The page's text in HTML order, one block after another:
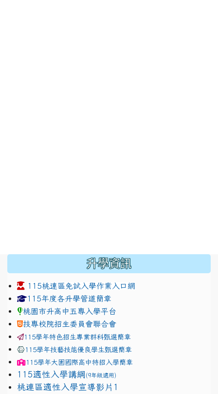
升學資訊
115桃連區免試入學作業入口網
link to https://www.jhjhs.tyc.edu.tw/modules/
115年度各升學管道簡章
桃園市升高中五專入學平台
技專校院招生委員會聯合會
115學年特色招生專業群科甄選簡章
115學年技藝技能優良學生甄選簡章
115學年大園國際高中特招入學簡章
115適性入學講綱 (9年級適用)
link to https://docs.google.com/presentation/d/
桃連區適性入學宣導影片1